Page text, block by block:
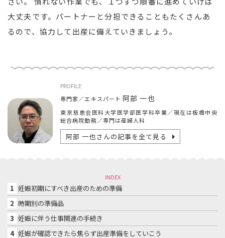
大丈夫です。パートナーと分担できることもたくさんあ
るので、協力して出産に備えていきましょう。
PROFILE
専門家／エキスパート 阿部 一也
東京慈恵会医科大学医学部医学科卒業／現在は板橋中央
総合病院勤務／専門は産婦人科
阿部 一也さんの記事を全て見る
INDEX
1 妊娠初期にすべき出産のための準備
2 時期別の準備品
3 妊娠に伴う仕事関連の手続き
4 妊娠が確認できたら焦らず出産準備をしていこう